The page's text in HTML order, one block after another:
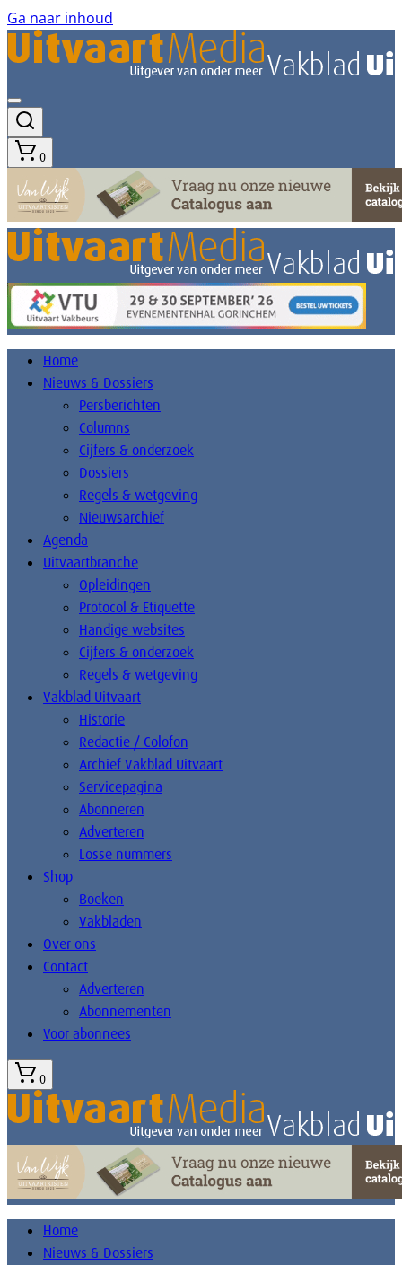
Ga naar inhoud
0
Home
Nieuws & Dossiers
Persberichten
Columns
Cijfers & onderzoek
Dossiers
Regels & wetgeving
Nieuwsarchief
Agenda
Uitvaartbranche
Opleidingen
Protocol & Etiquette
Handige websites
Cijfers & onderzoek
Regels & wetgeving
Vakblad Uitvaart
Historie
Redactie / Colofon
Archief Vakblad Uitvaart
Servicepagina
Abonneren
Adverteren
Losse nummers
Shop
Boeken
Vakbladen
Over ons
Contact
Adverteren
Abonnementen
Voor abonnees
0
Home
Nieuws & Dossiers